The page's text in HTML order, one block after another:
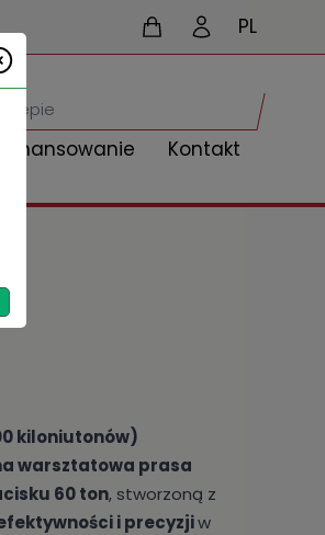
PL
Finansowanie Kontakt
kiloniutonów)
warsztatowa prasa
60 ton, stworzoną z
i precyzjiw